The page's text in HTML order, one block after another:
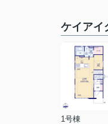
ケイアイ
1号棟